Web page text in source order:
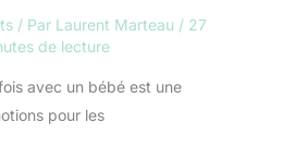
/ Par Laurent Marteau / 27
de lecture
avec un bébé est une
pour les